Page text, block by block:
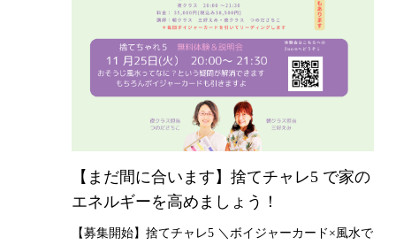
【まだ間に合います】捨てチャレ5 で家の
エネルギーを高めましょう！
【募集開始】捨てチャレ5 ＼ボイジャーカード×風水で